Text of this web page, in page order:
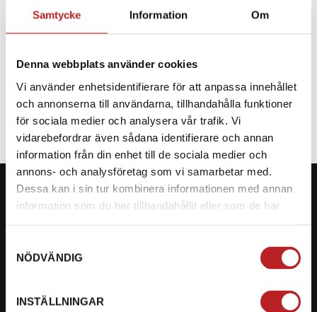
Samtycke Information Om
Denna webbplats använder cookies
Vi använder enhetsidentifierare för att anpassa innehållet
och annonserna till användarna, tillhandahålla funktioner
för sociala medier och analysera vår trafik. Vi
vidarebefordrar även sådana identifierare och annan
information från din enhet till de sociala medier och
annons- och analysföretag som vi samarbetar med.
Dessa kan i sin tur kombinera informationen med annan
information som du har tillhandahållit eller som de har
NÖDVÄNDIG
INSTÄLLNINGAR
SPECIFIKATION
Org. nummer: 5566689278